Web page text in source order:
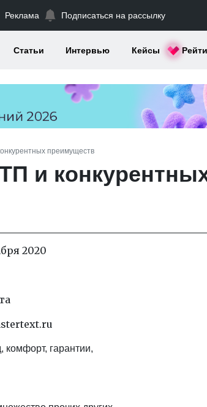
Реклама Подписаться на рассылку
Статьи Интервью Кейсы
преимуществ
и
2020
комфорт, гарантии,